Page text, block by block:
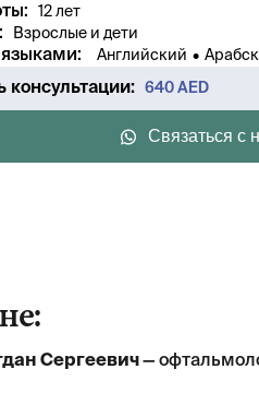
: 12 лет
: Взрослые и дети
: Английский •
консультации: 640 AED
Связаться с
Сергеевич—